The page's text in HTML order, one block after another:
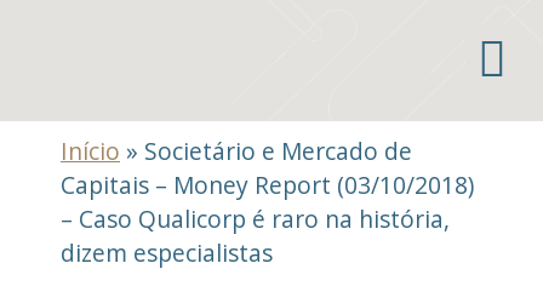
Início » Societário e Mercado de
Capitais – Money Report (03/10/2018)
– Caso Qualicorp é raro na história,
dizem especialistas